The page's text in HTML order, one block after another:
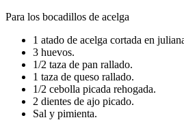
Para los bocadillos de acelga
1 atado de acelga cortada en
3 huevos.
1/2 taza de pan rallado.
1 taza de queso rallado.
1/2 cebolla picada rehogada.
2 dientes de ajo picado.
Sal y pimienta.